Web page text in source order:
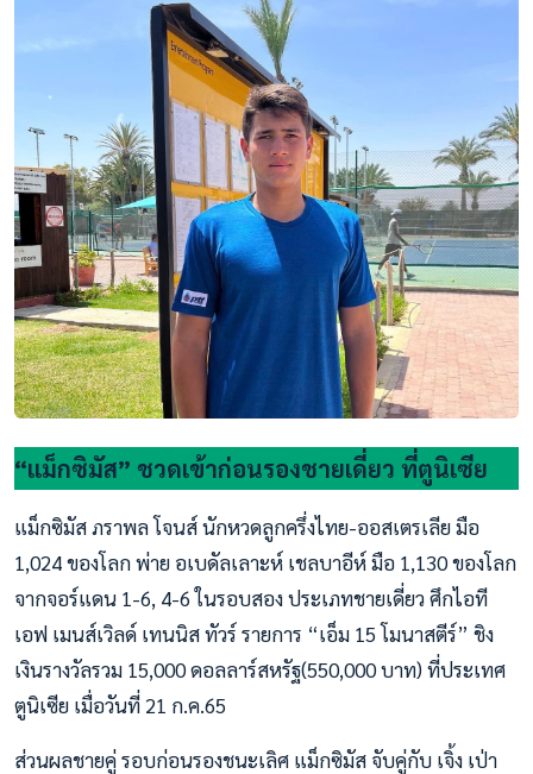
“แม็กซิมัส” ชวดเข้าก่อนรองชายเดี่ยว ที่ตูนิเซีย
แม็กซิมัส ภราพล โจนส์ นักหวดลูกครึ่งไทย-ออสเตรเลีย มือ
1,024 ของโลก พ่าย อเบดัลเลาะห์ เชลบาอีห์ มือ 1,130 ของโลก
จากจอร์แดน 1-6, 4-6 ในรอบสอง ประเภทชายเดี่ยว ศึกไอที
เอฟ เมนส์เวิลด์ เทนนิส ทัวร์ รายการ “เอ็ม 15 โมนาสตีร์” ชิง
เงินรางวัลรวม 15,000 ดอลลาร์สหรัฐ(550,000 บาท) ที่ประเทศ
ตูนิเซีย เมื่อวันที่ 21 ก.ค.65
ส่วนผลชายคู่ รอบก่อนรองชนะเลิศ แม็กซิมัส จับคู่กับ เจิ้ง เป่า